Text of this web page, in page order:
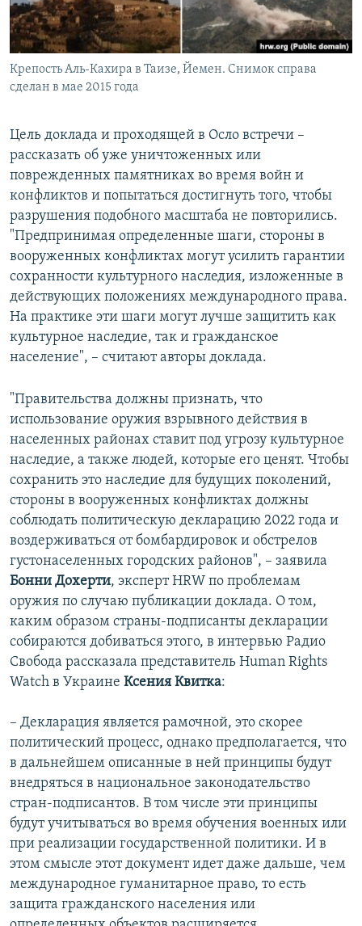
Крепость Аль-Кахира в Таизе, Йемен. Снимок справа
сделан в мае 2015 года
Цель доклада и проходящей в Осло встречи –
рассказать об уже уничтоженных или
поврежденных памятниках во время войн и
конфликтов и попытаться достигнуть того, чтобы
разрушения подобного масштаба не повторились.
"Предпринимая определенные шаги, стороны в
вооруженных конфликтах могут усилить гарантии
сохранности культурного наследия, изложенные в
действующих положениях международного права.
На практике эти шаги могут лучше защитить как
культурное наследие, так и гражданское
население", – считают авторы доклада.
"Правительства должны признать, что
использование оружия взрывного действия в
населенных районах ставит под угрозу культурное
наследие, а также людей, которые его ценят. Чтобы
сохранить это наследие для будущих поколений,
стороны в вооруженных конфликтах должны
соблюдать политическую декларацию 2022 года и
воздерживаться от бомбардировок и обстрелов
густонаселенных городских районов", – заявила
Бонни Дохерти, эксперт HRW по проблемам
оружия по случаю публикации доклада. О том,
каким образом страны-подписанты декларации
собираются добиваться этого, в интервью Радио
Свобода рассказала представитель Human Rights
Watch в Украине Ксения Квитка:
– Декларация является рамочной, это скорее
политический процесс, однако предполагается, что
в дальнейшем описанные в ней принципы будут
внедряться в национальное законодательство
стран-подписантов. В том числе эти принципы
будут учитываться во время обучения военных или
при реализации государственной политики. И в
этом смысле этот документ идет даже дальше, чем
международное гуманитарное право, то есть
защита гражданского населения или